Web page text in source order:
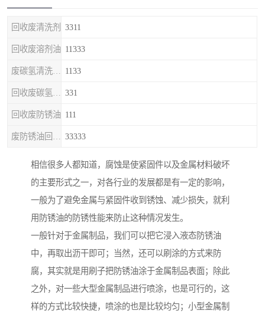
回收废清洗剂 3311
回收废溶剂油 11333
1133
331
回收废防锈油 111
33333
相信很多人都知道，腐蚀是使紧固件以及金属材料破坏
的主要形式之一，对各行业的发展都是有一定的影响，
一般为了避免金属与紧固件收到锈蚀、减少损失，就利
用防锈油的防锈性能来防止这种情况发生。
一般针对于金属制品，我们可以把它浸入液态防锈油
中，再取出沥干即可；当然，还可以刷涂的方式来防
腐，其实就是用刷子把防锈油涂于金属制品表面；除此
之外，对一些大型金属制品进行喷涂，也是可行的，这
样的方式比较快捷，喷涂的也是比较均匀；小型金属制